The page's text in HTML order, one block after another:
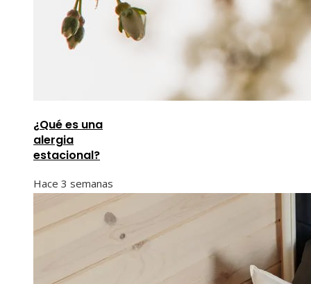
¿Qué es una
alergia
estacional?
Hace 3 semanas